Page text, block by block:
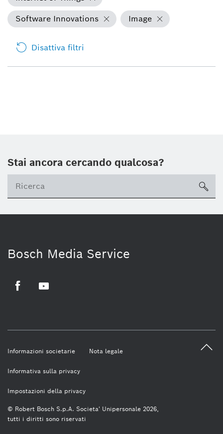
Software Innovations
Image
Disattiva filtri
Stai ancora cercando qualcosa?
Bosch Media Service
© Robert Bosch S.p.A. Societa' Unipersonale 2026,
tutti i diritti sono riservati
Informazioni societarie Nota legale
Informativa sulla privacy
Impostazioni della privacy